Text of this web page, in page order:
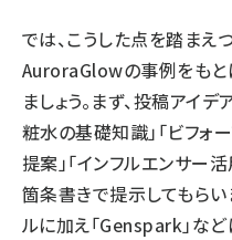
では、こうした点を踏まえ
AuroraGlowの事例をもと
ましょう。まず、投稿アイ
粧水の基礎知識」「ビフォ
提案」「インフルエンサー
箇条書きで提示してもらい
ルに加え「Genspark」な